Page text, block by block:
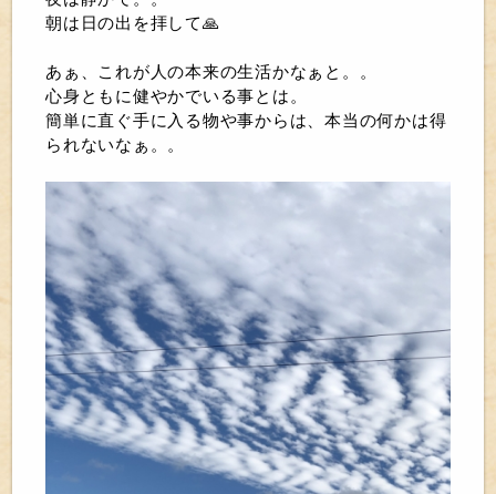
朝は日の出を拝して🙏
あぁ、これが人の本来の生活かなぁと。。
心身ともに健やかでいる事とは。
簡単に直ぐ手に入る物や事からは、本当の何かは得
られないなぁ。。